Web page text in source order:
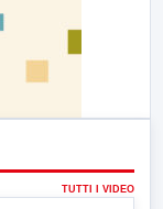
TUTTI I VIDEO